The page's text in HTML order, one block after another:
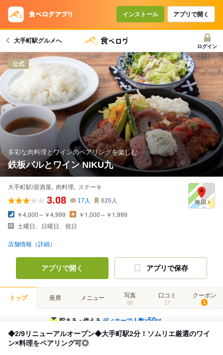
インストール アプリで開く
大手町駅グルメへ
ログイン
公式
多彩な肉料理とワインのペアリングを楽しむ
鉄板バルとワイン NIKU九
大手町駅/居酒屋､ 肉料理､ ステーキ
3.08 17 人 626 人
￥4,000～￥4,999
￥1,000～￥1,999
土曜日、日曜日、祝日
店舗情報（詳細）
アプリで開く アプリで保存
トップ 座席 メニュー 写真
86
口コミ
17
クーポン
1
貯まる・使えるディナーで人数×50pt
◆2/9リニューアルオープン◆大手町駅2分！ソムリエ厳選のワイ
ン×料理をペアリング可◎
コースで使えるクーポン
戻る
クーポンを利用せず予約する